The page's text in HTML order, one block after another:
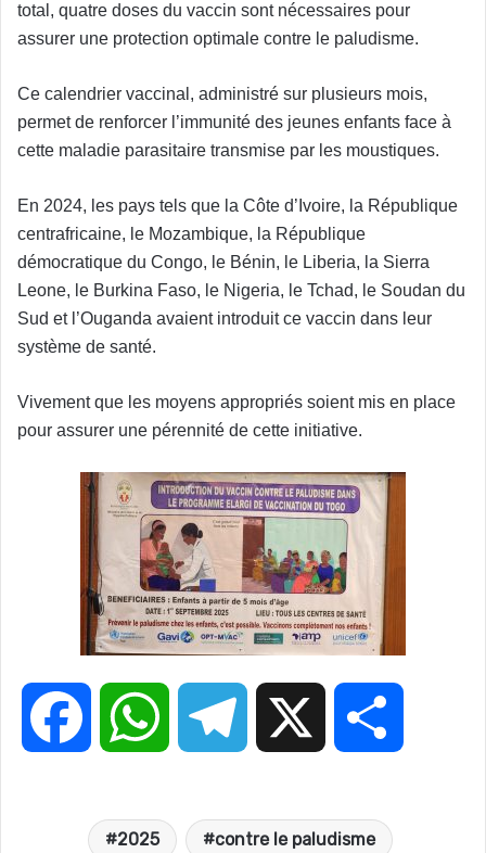
total, quatre doses du vaccin sont nécessaires pour
assurer une protection optimale contre le paludisme.
Ce calendrier vaccinal, administré sur plusieurs mois,
permet de renforcer l’immunité des jeunes enfants face à
cette maladie parasitaire transmise par les moustiques.
En 2024, les pays tels que la Côte d’Ivoire, la République
centrafricaine, le Mozambique, la République
démocratique du Congo, le Bénin, le Liberia, la Sierra
Leone, le Burkina Faso, le Nigeria, le Tchad, le Soudan du
Sud et l’Ouganda avaient introduit ce vaccin dans leur
système de santé.
Vivement que les moyens appropriés soient mis en place
pour assurer une pérennité de cette initiative.
2025 contre le paludisme